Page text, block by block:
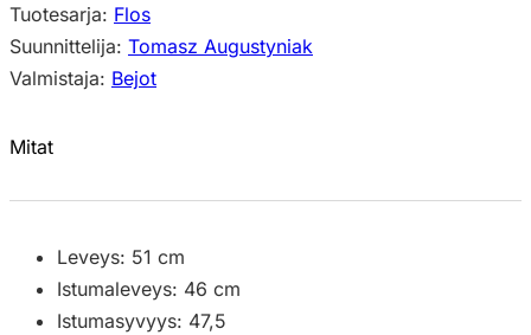
Tuotesarja: Flos
Suunnittelija: Tomasz Augustyniak
Valmistaja: Bejot
Mitat
Leveys: 51 cm
Istumaleveys: 46 cm
Istumasyvyys: 47,5